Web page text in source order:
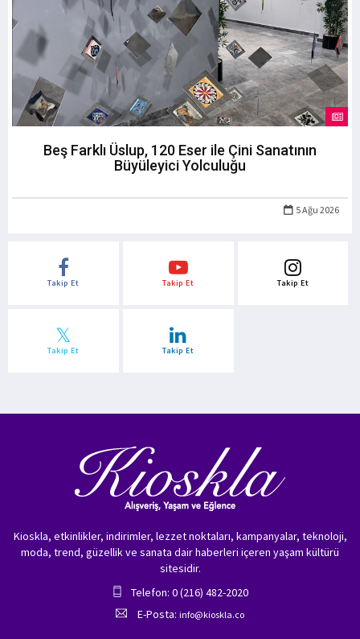
Beş Farklı Üslup, 120 Eser ile Çini Sanatının
Büyüleyici Yolculuğu
5 Ağu 2026
Takip Et Takip Et Takip Et
Takip Et Takip Et
Kioskla, etkinlikler, indirimler, lezzet noktaları, kampanyalar, teknoloji,
moda, trend, güzellik ve sanata dair haberleri içeren yaşam kültürü
sitesidir.
Telefon: 0 (216) 482-2020
E-Posta: info@kioskla.co